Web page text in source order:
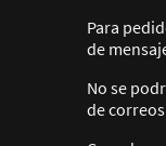
Para
de
No se
de